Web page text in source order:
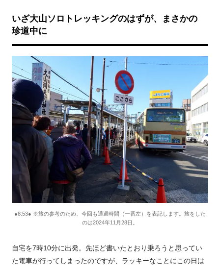
いざ大山ソロトレッキングのはずが、まさかの
珍道中に
●8:53● ※旅の参考のため、今回も通過時間（一番左）を表記します。旅をした
のは2024年11月28日。
自宅を7時10分に出発。先ほど書いたとおり乗ろうと思ってい
た電車が行ってしまったのですが、ラッキーなことにこの日は